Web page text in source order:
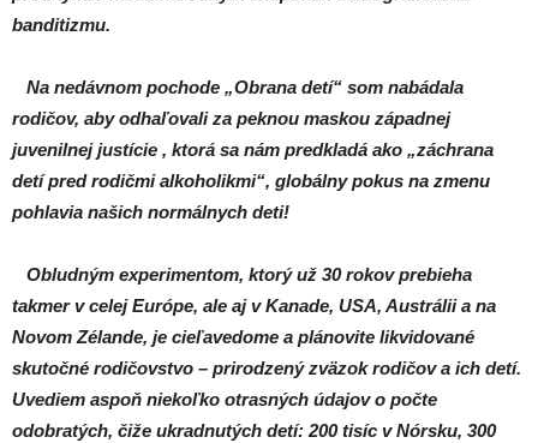
banditizmu.
Na nedávnom pochode „Obrana detí“ som nabádala
rodičov, aby odhaľovali za peknou maskou západnej
juvenilnej justície , ktorá sa nám predkladá ako „záchrana
detí pred rodičmi alkoholikmi“, globálny pokus na zmenu
pohlavia našich normálnych deti!
Obludným experimentom, ktorý už 30 rokov prebieha
takmer v celej Európe, ale aj v Kanade, USA, Austrálii a na
Novom Zélande, je cieľavedome a plánovite likvidované
skutočné rodičovstvo – prirodzený zväzok rodičov a ich detí.
Uvediem aspoň niekoľko otrasných údajov o počte
odobratých, čiže ukradnutých detí: 200 tisíc v Nórsku, 300